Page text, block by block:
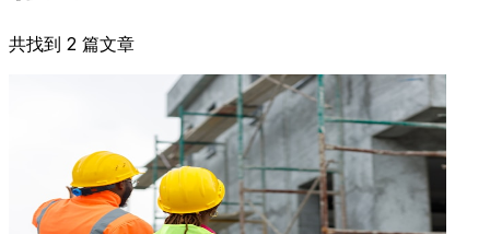
共找到 2 篇文章